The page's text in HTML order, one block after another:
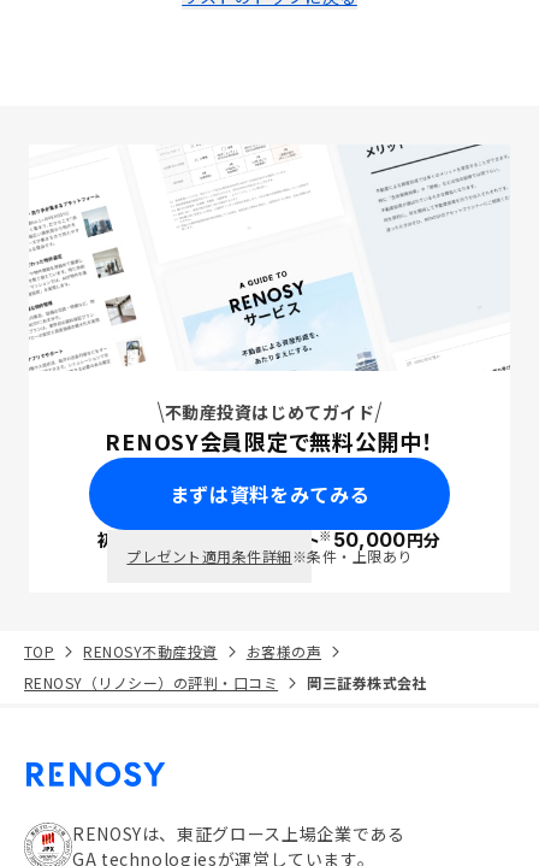
不動産投資はじめてガイド
RENOSY会員限定で無料公開中！
まずは資料をみてみる
初回面談で ポイント※50,000円分
プレゼント適用条件詳細※条件・上限あり
TOP RENOSY不動産投資
お客様の声
RENOSY（リノシー）の評判・口コミ
岡三証券株式会社
RENOSYは、東証グロース上場企業である
GA technologiesが運営しています。